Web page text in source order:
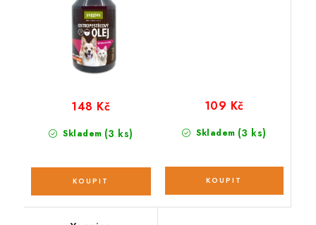
Skladem (3 ks)
148 Kč
Skladem (3 ks)
109 Kč